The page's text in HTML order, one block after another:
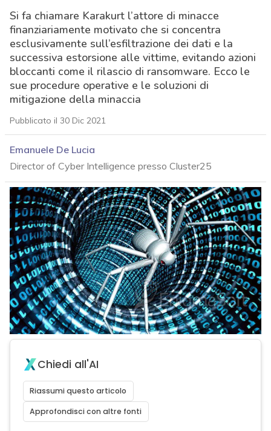
Si fa chiamare Karakurt l’attore di minacce
finanziariamente motivato che si concentra
esclusivamente sull’esfiltrazione dei dati e la
successiva estorsione alle vittime, evitando azioni
bloccanti come il rilascio di ransomware. Ecco le
sue procedure operative e le soluzioni di
mitigazione della minaccia
Pubblicato il 30 Dic 2021
Emanuele De Lucia
Director of Cyber Intelligence presso Cluster25
Chiedi all'AI
Riassumi questo articolo
Approfondisci con altre fonti